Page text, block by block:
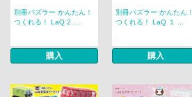
別冊パズラー かんたん！
つくれる！ LaQ 2 ...
購入
別冊パズラー かんたん！
つくれる！ LaQ １ ...
購入